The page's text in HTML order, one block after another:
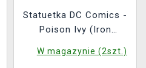
Statuetka DC Comics -
Poison Ivy (Iron
W magazynie (2szt.)